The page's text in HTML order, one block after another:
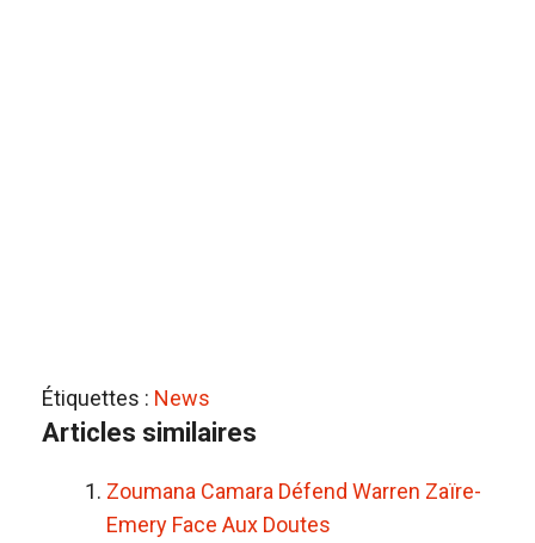
Étiquettes : News
Articles similaires
Zoumana Camara Défend Warren Zaïre-
Emery Face Aux Doutes